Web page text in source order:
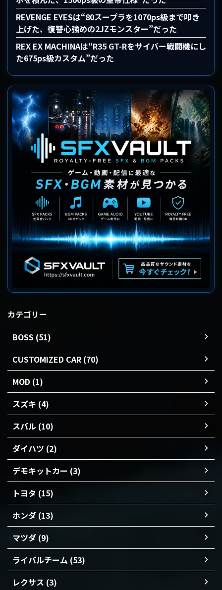
REVENGE EYESは“80スープラを1070ps級まで叩き
上げた、復讐心強めの2JZモンスター”だった
REX EX MACHINAは“R35 GT-Rをサイバー戦闘機にし
た675ps級カスタム”だった
カテゴリー
BOSS (51)
CUSTOMIZED CAR (70)
MOD (1)
スズキ (4)
スバル (10)
ダイハツ (2)
デモキットカー (3)
トヨタ (15)
ホンダ (13)
マツダ (9)
ライバルチーム (53)
レクサス (3)